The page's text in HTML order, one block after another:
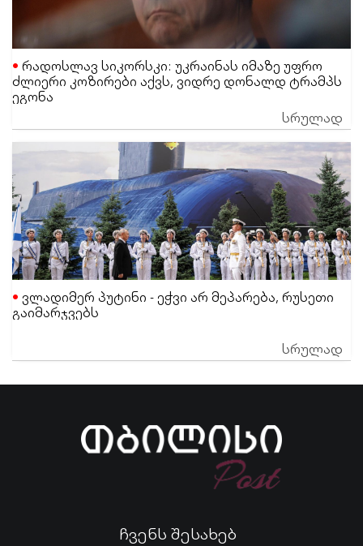
რადოსლავ სიკორსკი: უკრაინას იმაზე უფრო
ძლიერი კოზირები აქვს, ვიდრე დონალდ ტრამპს
ეგონა
სრულად
ვლადიმერ პუტინი - ეჭვი არ მეპარება, რუსეთი
გაიმარჯვებს
სრულად
ჩვენს შესახებ